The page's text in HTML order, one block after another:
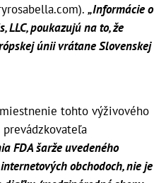
„Informácie o
LLC, poukazujú na to, že
únii vrátane Slovenskej
tohto výživového
FDA šarže uvedeného
obchodoch, nie je